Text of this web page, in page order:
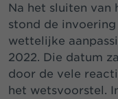
Na het sluiten van
stond de
wettelijke
2022. Die datum
door de vele
het wetsvoorstel.